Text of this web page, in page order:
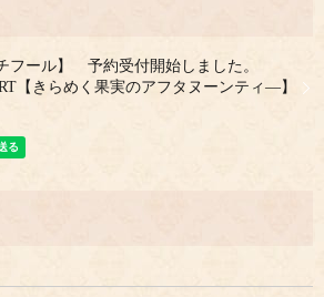
フール】 予約受付開始しました。
【きらめく果実のアフタヌーンティ―】